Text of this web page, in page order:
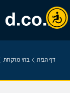
דף הבית בתי מרקחת